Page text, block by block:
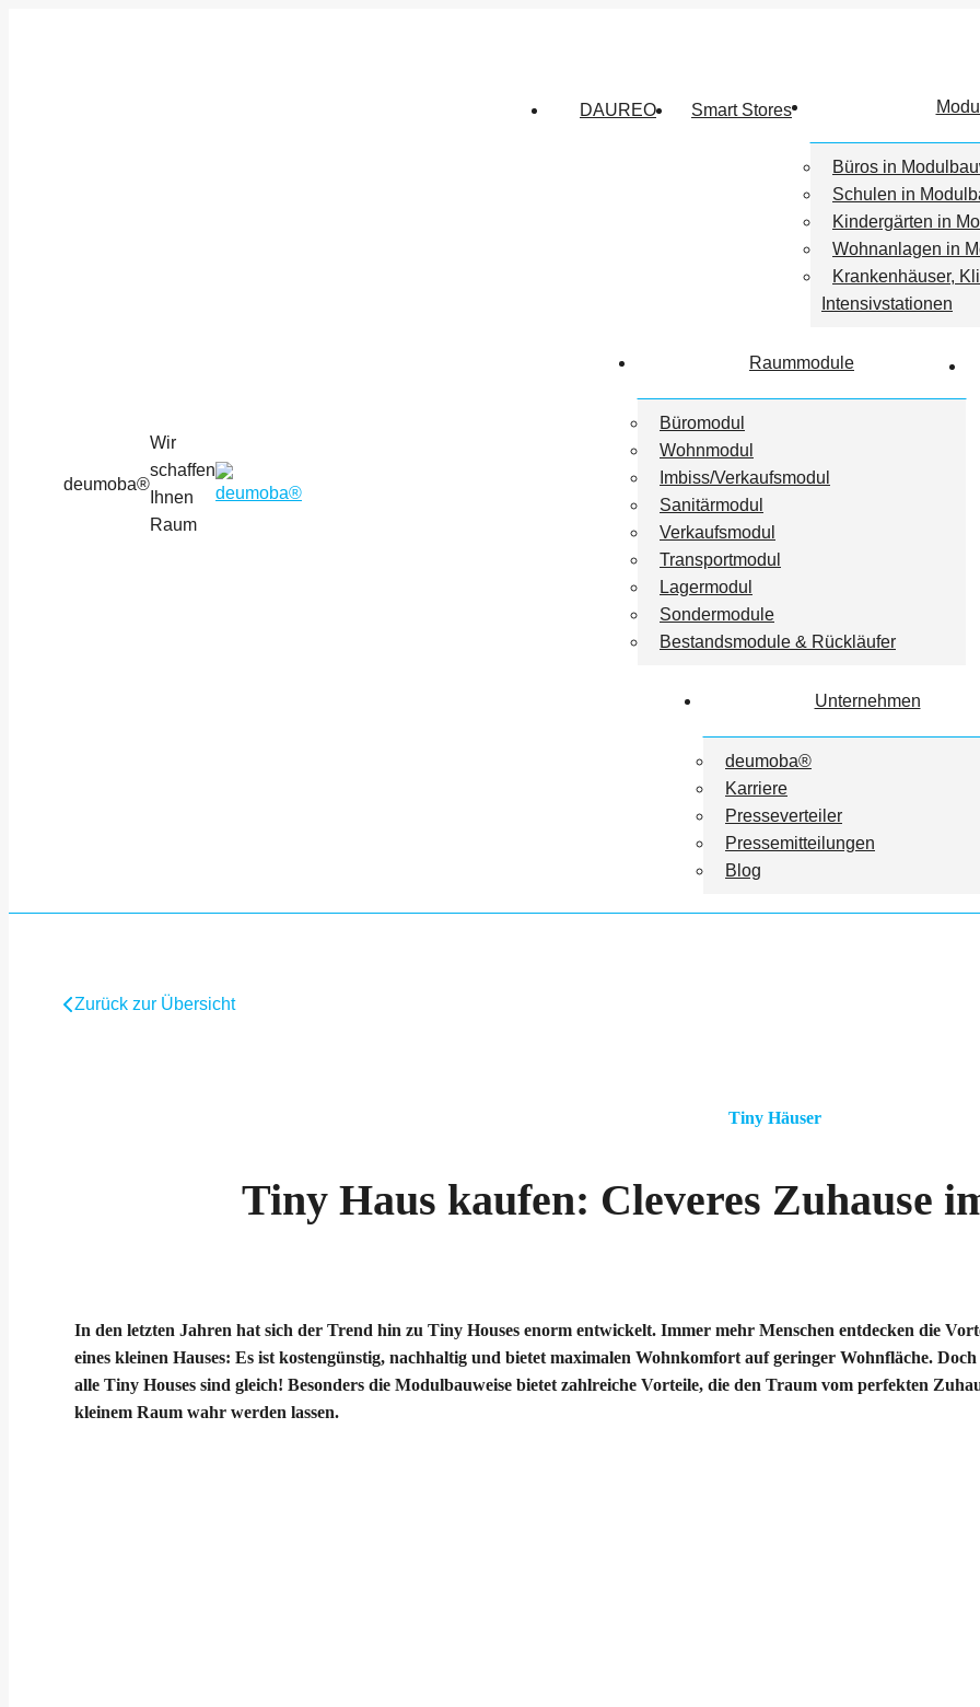
deumoba®
Wir
schaffen
Ihnen
Raum
DAUREO Smart Stores
Büros in
Schulen in
Kindergärten in
Wohnanlagen in
Krankenhäuser,
Intensivstationen
Raummodule
Büromodul
Wohnmodul
Imbiss/Verkaufsmodul
Sanitärmodul
Verkaufsmodul
Transportmodul
Lagermodul
Sondermodule
Bestandsmodule & Rückläufer
Unternehmen
deumoba®
Karriere
Presseverteiler
Pressemitteilungen
Blog
Zurück zur Übersicht
Tiny Häuser
Tiny Haus kaufen: Cleveres Zuhause
In den letzten Jahren hat sich der Trend hin zu Tiny Houses enorm entwickelt. Immer mehr Menschen entdecken die
eines kleinen Hauses: Es ist kostengünstig, nachhaltig und bietet maximalen Wohnkomfort auf geringer Wohnfläche.
alle Tiny Houses sind gleich! Besonders die Modulbauweise bietet zahlreiche Vorteile, die den Traum vom perfekten
kleinem Raum wahr werden lassen.